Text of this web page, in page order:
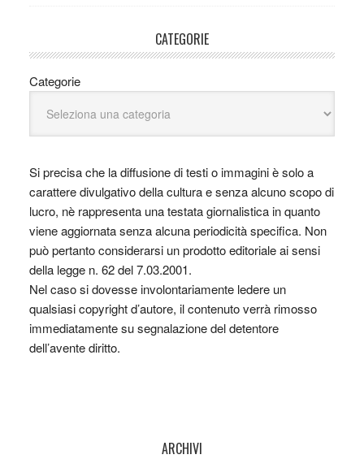
CATEGORIE
Categorie
Si precisa che la diffusione di testi o immagini è solo a
carattere divulgativo della cultura e senza alcuno scopo di
lucro, nè rappresenta una testata giornalistica in quanto
viene aggiornata senza alcuna periodicità specifica. Non
può pertanto considerarsi un prodotto editoriale ai sensi
della legge n. 62 del 7.03.2001.
Nel caso si dovesse involontariamente ledere un
qualsiasi copyright d’autore, il contenuto verrà rimosso
immediatamente su segnalazione del detentore
dell’avente diritto.
ARCHIVI